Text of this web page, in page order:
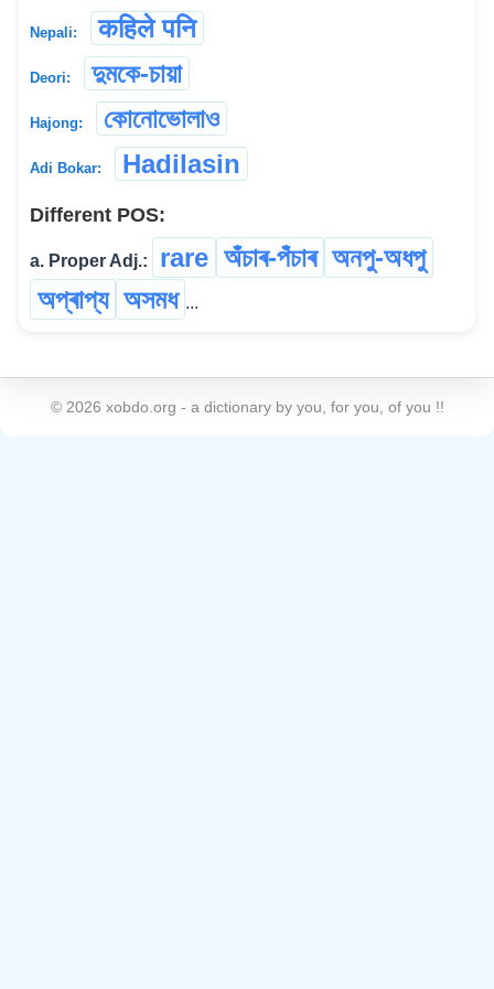
Nepali: कहिले पनि
Deori: দুমকে-চায়া
Hajong: কোনোভোলাও
Adi Bokar: Hadilasin
Different POS:
a. Proper Adj.: rare অঁচাৰ-পঁচাৰ অনপু-অধপু
অপ্ৰাপ্য অসমধ ...
© 2026 xobdo.org - a dictionary by you, for you, of you !!